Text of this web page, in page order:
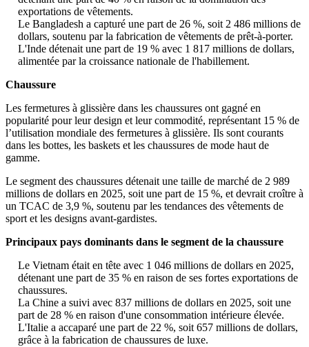
exportations de vêtements.
Le Bangladesh a capturé une part de 26 %, soit 2 486 millions de
dollars, soutenu par la fabrication de vêtements de prêt-à-porter.
L'Inde détenait une part de 19 % avec 1 817 millions de dollars,
alimentée par la croissance nationale de l'habillement.
Chaussure
Les fermetures à glissière dans les chaussures ont gagné en
popularité pour leur design et leur commodité, représentant 15 % de
l’utilisation mondiale des fermetures à glissière. Ils sont courants
dans les bottes, les baskets et les chaussures de mode haut de
gamme.
Le segment des chaussures détenait une taille de marché de 2 989
millions de dollars en 2025, soit une part de 15 %, et devrait croître à
un TCAC de 3,9 %, soutenu par les tendances des vêtements de
sport et les designs avant-gardistes.
Principaux pays dominants dans le segment de la chaussure
Le Vietnam était en tête avec 1 046 millions de dollars en 2025,
détenant une part de 35 % en raison de ses fortes exportations de
chaussures.
La Chine a suivi avec 837 millions de dollars en 2025, soit une
part de 28 % en raison d'une consommation intérieure élevée.
L'Italie a accaparé une part de 22 %, soit 657 millions de dollars,
grâce à la fabrication de chaussures de luxe.